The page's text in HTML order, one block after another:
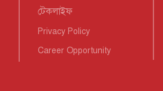
টেকলাইফ
Privacy Policy
Career Opportunity